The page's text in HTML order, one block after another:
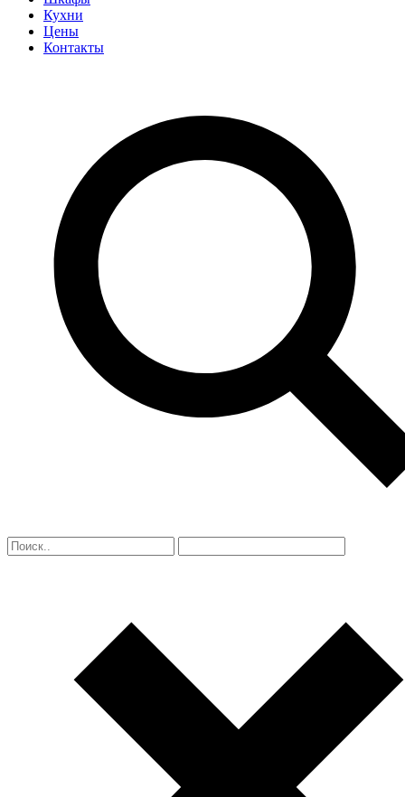
Кухни
Цены
Контакты